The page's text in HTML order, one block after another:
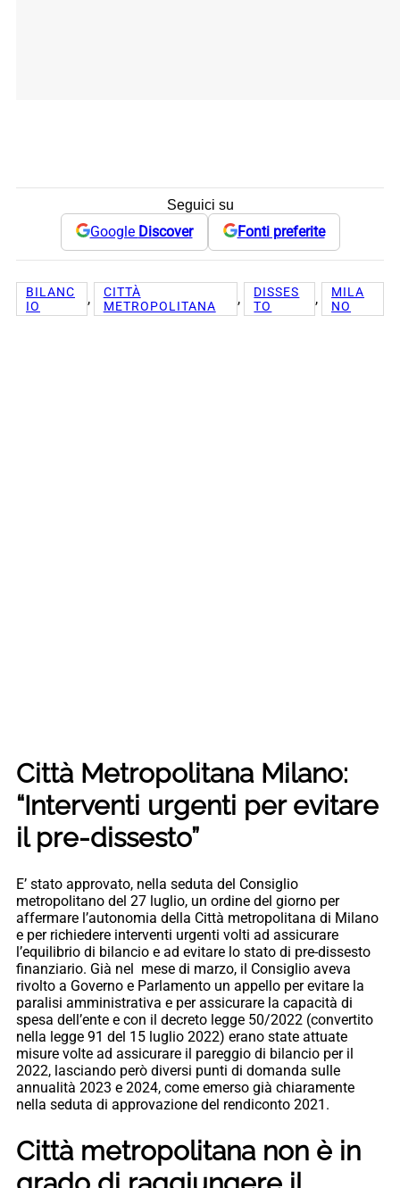
Seguici su
Google Discover Fonti preferite
BILANC
IO
,
CITTÀ
METROPOLITANA
,
DISSES
TO
,
MILA
NO
Città Metropolitana Milano:
“Interventi urgenti per evitare
il pre-dissesto”
E’ stato approvato, nella seduta del Consiglio
metropolitano del 27 luglio, un ordine del giorno per
affermare l’autonomia della Città metropolitana di Milano
e per richiedere interventi urgenti volti ad assicurare
l’equilibrio di bilancio e ad evitare lo stato di pre-dissesto
finanziario. Già nel mese di marzo, il Consiglio aveva
rivolto a Governo e Parlamento un appello per evitare la
paralisi amministrativa e per assicurare la capacità di
spesa dell’ente e con il decreto legge 50/2022 (convertito
nella legge 91 del 15 luglio 2022) erano state attuate
misure volte ad assicurare il pareggio di bilancio per il
2022, lasciando però diversi punti di domanda sulle
annualità 2023 e 2024, come emerso già chiaramente
nella seduta di approvazione del rendiconto 2021.
Città metropolitana non è in